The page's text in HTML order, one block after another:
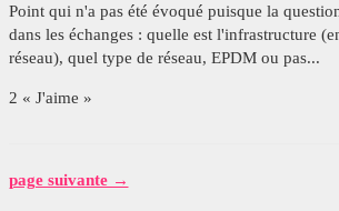
Point qui n'a pas été évoqué puisque la
dans les échanges : quelle est l'infrastructure
réseau), quel type de réseau, EPDM ou pas...
2 « J'aime »
page suivante →